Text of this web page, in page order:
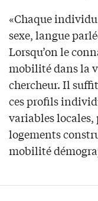
«Chaque
sexe, langue
Lorsqu’on le
mobilité dans la
chercheur. Il
ces profils
variables locales,
logements
mobilité